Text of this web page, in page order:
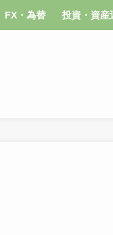
FX・為替 投資・資産